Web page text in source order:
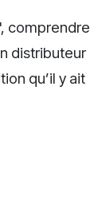
comprendre
distributeur
qu’il y ait